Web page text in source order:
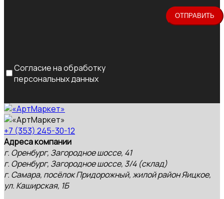
Согласие на обработку
персональных данных
+7 (353) 245-30-12
Адреса компании
г. Оренбург, Загородное шоссе, 41
г. Оренбург, Загородное шоссе, 3/4 (склад)
г. Самара, посёлок Придорожный, жилой район Яицкое,
ул. Каширская, 1Б